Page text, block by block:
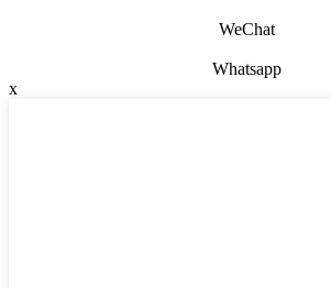
WeChat
Whatsapp
x